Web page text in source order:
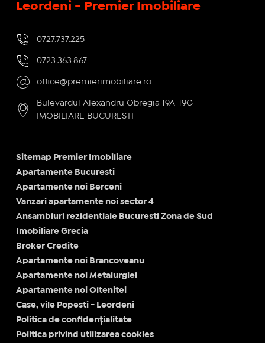
Leordeni - Premier Imobiliare
0727.737.225
0723.363.867
office@premierimobiliare.ro
Bulevardul Alexandru Obregia 19A-19G -
IMOBILIARE BUCURESTI
Sitemap Premier Imobiliare
Apartamente Bucuresti
Apartamente noi Berceni
Vanzari apartamente noi sector 4
Ansambluri rezidentiale Bucuresti Zona de Sud
Imobiliare Grecia
Broker Credite
Apartamente noi Brancoveanu
Apartamente noi Metalurgiei
Apartamente noi Oltenitei
Case, vile Popesti - Leordeni
Politica de confidențialitate
Politica privind utilizarea cookies